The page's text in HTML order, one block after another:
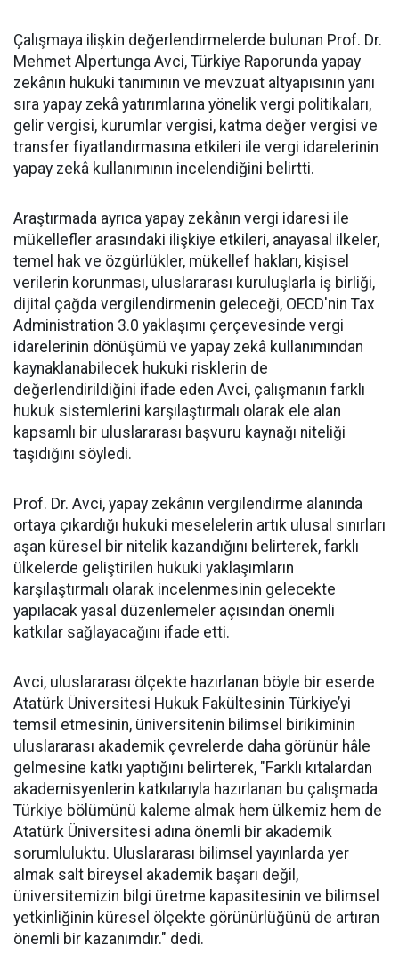
Çalışmaya ilişkin değerlendirmelerde bulunan Prof. Dr.
Mehmet Alpertunga Avci, Türkiye Raporunda yapay
zekânın hukuki tanımının ve mevzuat altyapısının yanı
sıra yapay zekâ yatırımlarına yönelik vergi politikaları,
gelir vergisi, kurumlar vergisi, katma değer vergisi ve
transfer fiyatlandırmasına etkileri ile vergi idarelerinin
yapay zekâ kullanımının incelendiğini belirtti.
Araştırmada ayrıca yapay zekânın vergi idaresi ile
mükellefler arasındaki ilişkiye etkileri, anayasal ilkeler,
temel hak ve özgürlükler, mükellef hakları, kişisel
verilerin korunması, uluslararası kuruluşlarla iş birliği,
dijital çağda vergilendirmenin geleceği, OECD'nin Tax
Administration 3.0 yaklaşımı çerçevesinde vergi
idarelerinin dönüşümü ve yapay zekâ kullanımından
kaynaklanabilecek hukuki risklerin de
değerlendirildiğini ifade eden Avci, çalışmanın farklı
hukuk sistemlerini karşılaştırmalı olarak ele alan
kapsamlı bir uluslararası başvuru kaynağı niteliği
taşıdığını söyledi.
Prof. Dr. Avci, yapay zekânın vergilendirme alanında
ortaya çıkardığı hukuki meselelerin artık ulusal sınırları
aşan küresel bir nitelik kazandığını belirterek, farklı
ülkelerde geliştirilen hukuki yaklaşımların
karşılaştırmalı olarak incelenmesinin gelecekte
yapılacak yasal düzenlemeler açısından önemli
katkılar sağlayacağını ifade etti.
Avci, uluslararası ölçekte hazırlanan böyle bir eserde
Atatürk Üniversitesi Hukuk Fakültesinin Türkiye’yi
temsil etmesinin, üniversitenin bilimsel birikiminin
uluslararası akademik çevrelerde daha görünür hâle
gelmesine katkı yaptığını belirterek, "Farklı kıtalardan
akademisyenlerin katkılarıyla hazırlanan bu çalışmada
Türkiye bölümünü kaleme almak hem ülkemiz hem de
Atatürk Üniversitesi adına önemli bir akademik
sorumluluktu. Uluslararası bilimsel yayınlarda yer
almak salt bireysel akademik başarı değil,
üniversitemizin bilgi üretme kapasitesinin ve bilimsel
yetkinliğinin küresel ölçekte görünürlüğünü de artıran
önemli bir kazanımdır." dedi.